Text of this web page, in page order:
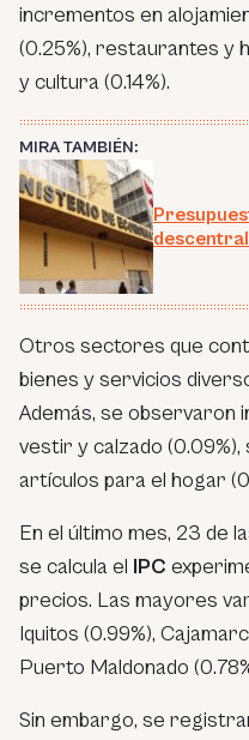
incrementos en
(0.25%), restaurantes y
y cultura (0.14%).
MIRA TAMBIÉN:
Otros sectores que
bienes y servicios
Además, se observaron
vestir y calzado (0.09%),
artículos para el hogar
En el último mes, 23 de
se calcula el IPC
precios. Las mayores
Iquitos (0.99%),
Puerto Maldonado
Sin embargo, se